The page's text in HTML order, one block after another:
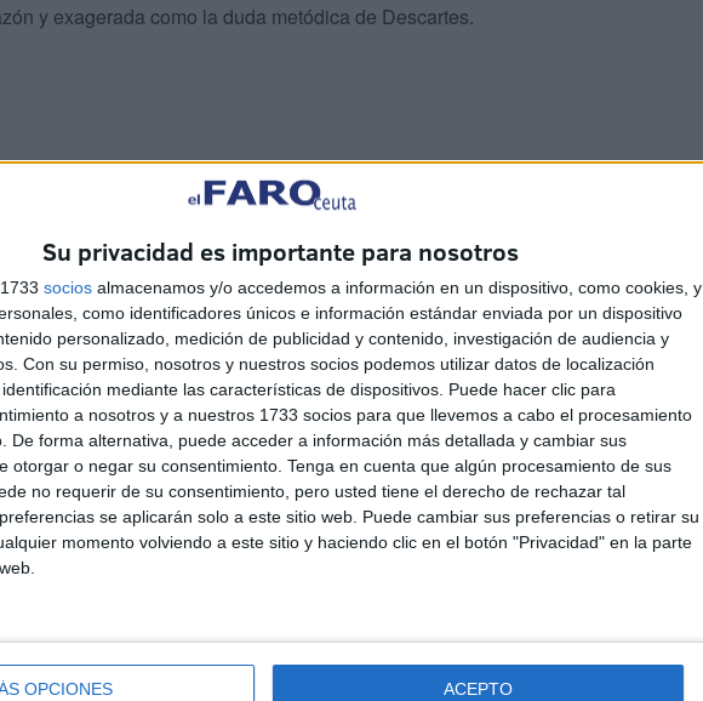
Su privacidad es importante para nosotros
socios almacenamos y/o accedemos a información en un dispositivo, como cookies, y
como identificadores únicos e información estándar enviada por un dispositivo
personalizado, medición de publicidad y contenido, investigación de audiencia y
Con su permiso, nosotros y nuestros socios podemos utilizar datos de localización
mediante las características de dispositivos. Puede hacer clic para
a nosotros y a nuestros 1733 socios para que llevemos a cabo el procesamiento
De forma alternativa, puede acceder a información más detallada y cambiar sus
otorgar o negar su consentimiento. Tenga en cuenta que algún procesamiento de sus
no requerir de su consentimiento, pero usted tiene el derecho de rechazar tal
se aplicarán solo a este sitio web. Puede cambiar sus preferencias o retirar su
momento volviendo a este sitio y haciendo clic en el botón "Privacidad" en la parte
OPCIONES ACEPTO
y exagerada como la duda metódica de Descartes.
profesionales que les harán ver con todo lujo de
alumnos. Crean en nosotros que también somos
a ellos sabiendo que hay que escuchar a las
al docente, no lo denigren, no quieran utilizar a sus
arrojadiza para los enseñantes.
hace la fuerza.
ir a una: la confianza mutua
el alumnado crezca y avance"